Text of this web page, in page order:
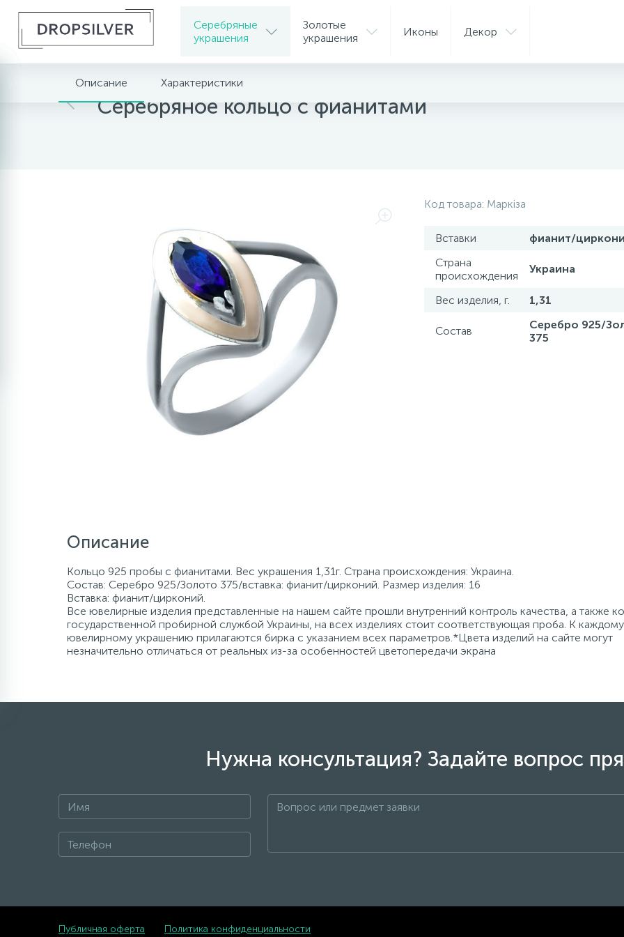
Серебряные
украшения
Золотые
украшения
Иконы Декор
Главная Серебряные украшения
Серебряное кольцо с фианитами
Описание Характеристики
Код товара: Маркіза
Вставки
фианит/
Страна
происхождения
Украина
Вес изделия, г. 1,31
Состав
Серебро 925/
375
Описание
Кольцо 925 пробы с фианитами. Вес украшения 1,31г. Страна происхождения: Украина.
Состав: Серебро 925/Золото 375/вставка: фианит/цирконий. Размер изделия: 16
Вставка: фианит/цирконий.
Все ювелирные изделия представленные на нашем сайте прошли внутренний контроль качества, а также
государственной пробирной службой Украины, на всех изделиях стоит соответствующая проба. К каждому
ювелирному украшению прилагаются бирка с указанием всех параметров.*Цвета изделий на сайте могут
незначительно отличаться от реальных из-за особенностей цветопередачи экрана
Нужна консультация? Задайте вопрос
Публичная оферта Политика конфиденциальности